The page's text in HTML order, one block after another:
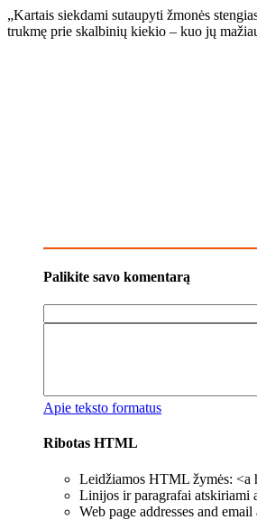
„Kartais siekdami sutaupyti žmonės
trukmę prie skalbinių kiekio – kuo jų
Palikite savo komentarą
Apie teksto formatus
Ribotas HTML
Leidžiamos HTML žymės:
Linijos ir paragrafai atskiriami
Web page addresses and